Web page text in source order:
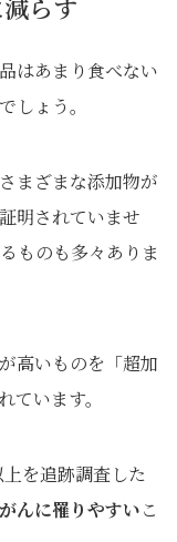
らす
はあまり食べない
しょう。
まざまな添加物が
明されていませ
ものも多々ありま
高いものを「超加
います。
を追跡調査した
んに罹りやすいこ